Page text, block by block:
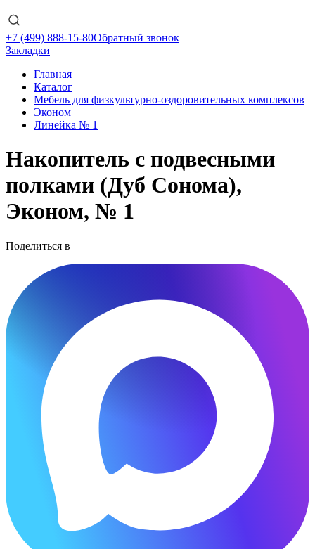
+7 (499) 888-15-80Обратный звонок
Закладки
Главная
Каталог
Мебель для физкультурно-оздоровительных комплексов
Эконом
Линейка № 1
Накопитель с подвесными
полками (Дуб Сонома),
Эконом, № 1
Поделиться в